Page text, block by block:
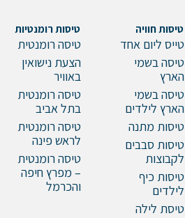
טיסות חוויה
טייס ליום אחד
טיסה בשמי
הארץ
טיסה בשמי
הארץ לילדים
טיסות מתנה
טיסות סבבים
לקבוצות
טיסות כיף
לילדים
טיסת לילה
טיסות רומנטיות
טיסה רומנטית
הצעת נישואין
באוויר
טיסה רומנטית
בתל אביב
טיסה רומנטית
לראש פינה
טיסה רומנטית
– מפרץ חיפה
והכרמל